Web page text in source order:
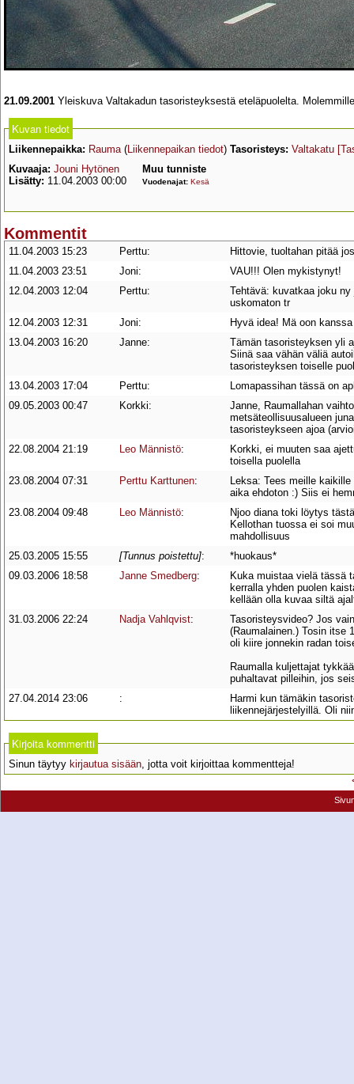
21.09.2001 Yleiskuva Valtakadun tasoristeyksestä eteläpuolelta.
Kuvan tiedot
Liikennepaikka: Rauma(Liikennepaikan tiedot) Tasoristeys: Valtakatu
Kuvaaja: Jouni Hytönen
Lisätty: 11.04.2003 00:00
Muu tunniste
Vuodenajat: Kesä
Kommentit
11.04.2003 15:23 Perttu:
Hittovie, tuoltahan pitää
11.04.2003 23:51
Joni:
VAU!!! Olen mykistynyt!
12.04.2003 12:04
Perttu:
Tehtävä: kuvatkaa joku
uskomaton tr
12.04.2003 12:31
Joni:
Hyvä idea! Mä oon
13.04.2003 16:20
Janne:
Tämän tasoristeyksen yli
Siinä saa vähän väliä
tasoristeyksen toiselle
13.04.2003 17:04
Perttu:
Lomapassihan tässä on
09.05.2003 00:47
Korkki:
Janne, Raumallahan
metsäteollisuusalueen
tasoristeykseen ajoa
22.08.2004 21:19
Leo Männistö:
Korkki, ei muuten saa
toisella puolella
23.08.2004 07:31
Perttu Karttunen:
Leksa: Tees meille
aika ehdoton :) Siis ei
23.08.2004 09:48
Leo Männistö:
Njoo diana toki löytys
Kellothan tuossa ei soi
mahdollisuus
25.03.2005 15:55
[Tunnus poistettu]:
*huokaus*
09.03.2006 18:58
Janne Smedberg:
Kuka muistaa vielä tässä
kerralla yhden puolen
kellään olla kuvaa siltä
31.03.2006 22:24
Nadja Vahlqvist:
Tasoristeysvideo? Jos
(Raumalainen.) Tosin itse
oli kiire jonnekin radan
Raumalla kuljettajat
puhaltavat pilleihin, jos
27.04.2014 23:06
:
Harmi kun tämäkin
liikennejärjestelyillä. Oli
Kirjoita kommentti
Sinun täytyy kirjautua sisään, jotta voit kirjoittaa kommentteja!